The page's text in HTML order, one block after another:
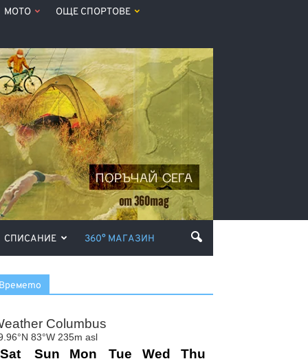
МОТО ОЩЕ СПОРТОВЕ
СПИСАНИЕ 360° МАГАЗИН